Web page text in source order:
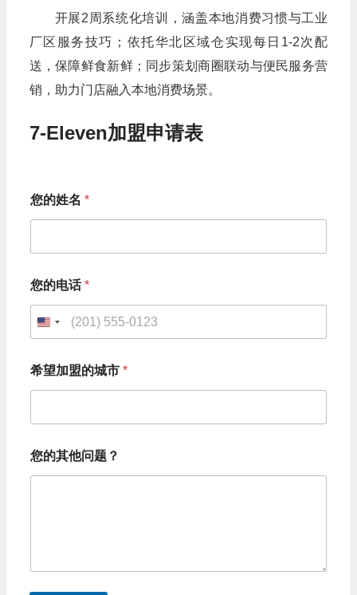
开展2周系统化培训，涵盖本地消费习惯与工业
厂区服务技巧；依托华北区域仓实现每日1-2次配
送，保障鲜食新鲜；同步策划商圈联动与便民服务营
销，助力门店融入本地消费场景。
7-Eleven加盟申请表
您的姓名 *
您的电话*
U
i
e
d
S
e
s
希望加盟的城市 *
望
加
您的其他问题？